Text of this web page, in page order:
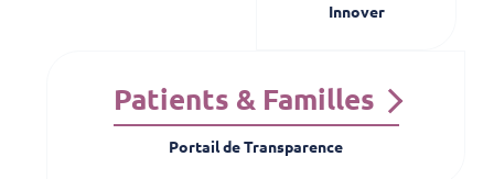
Innover
Patients & Familles
Portail de Transparence